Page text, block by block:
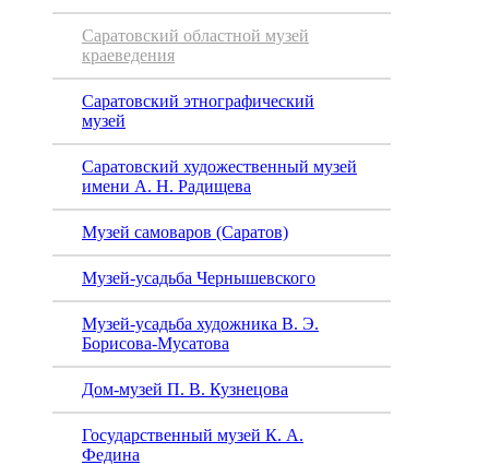
Саратовский областной музей
краеведения
Саратовский этнографический
музей
Саратовский художественный музей
имени А. Н. Радищева
Музей самоваров (Саратов)
Музей-усадьба Чернышевского
Музей-усадьба художника В. Э.
Борисова-Мусатова
Дом-музей П. В. Кузнецова
Государственный музей К. А.
Федина